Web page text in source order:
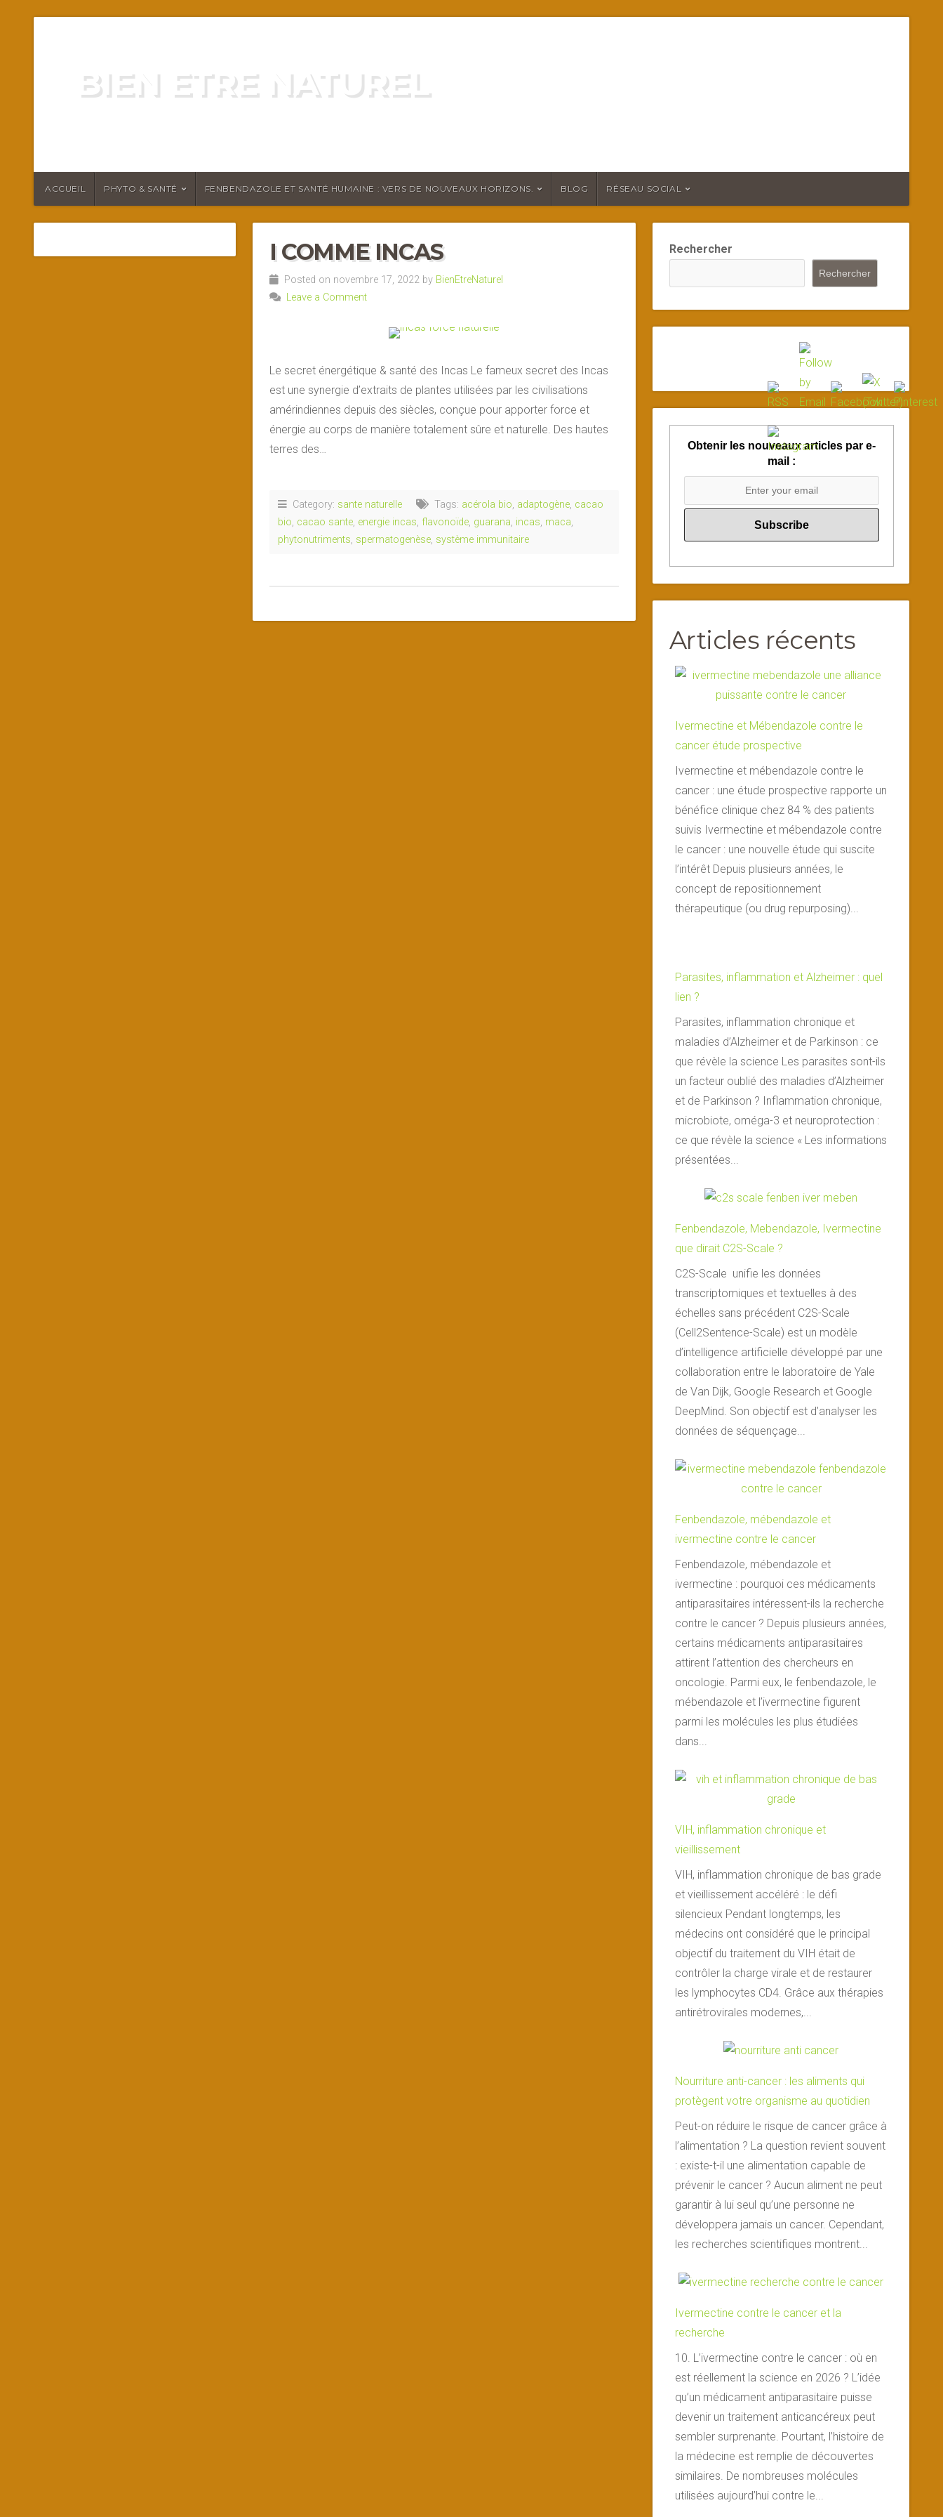
BIEN ETRE NATUREL
ACCUEIL PHYTO & SANTÉ FENBENDAZOLE ET SANTÉ HUMAINE : VERS DE NOUVEAUX HORIZONS. BLOG RÉSEAU SOCIAL
I COMME INCAS
Posted on novembre 17, 2022 by BienEtreNaturel
Leave a Comment
Le secret énergétique & santé des Incas Le fameux secret des Incas
est une synergie d’extraits de plantes utilisées par les civilisations
amérindiennes depuis des siècles, conçue pour apporter force et
énergie au corps de manière totalement sûre et naturelle. Des hautes
terres des…
Category: sante naturelle Tags: acérola bio, adaptogène, cacao
bio, cacao sante, energie incas, flavonoïde, guarana, incas, maca,
phytonutriments, spermatogenèse, système immunitaire
Rechercher
Rechercher
Obtenir les nouveaux articles par e-
mail :
Articles récents
Ivermectine et Mébendazole contre le
cancer étude prospective
Ivermectine et mébendazole contre le
cancer : une étude prospective rapporte un
bénéfice clinique chez 84 % des patients
suivis Ivermectine et mébendazole contre
le cancer : une nouvelle étude qui suscite
l’intérêt Depuis plusieurs années, le
concept de repositionnement
thérapeutique (ou drug repurposing)...
Parasites, inflammation et Alzheimer : quel
lien ?
Parasites, inflammation chronique et
maladies d’Alzheimer et de Parkinson : ce
que révèle la science Les parasites sont-ils
un facteur oublié des maladies d’Alzheimer
et de Parkinson ? Inflammation chronique,
microbiote, oméga-3 et neuroprotection :
ce que révèle la science « Les informations
présentées...
Fenbendazole, Mebendazole, Ivermectine
que dirait C2S-Scale ?
C2S-Scale unifie les données
transcriptomiques et textuelles à des
échelles sans précédent C2S-Scale
(Cell2Sentence-Scale) est un modèle
d’intelligence artificielle développé par une
collaboration entre le laboratoire de Yale
de Van Dijk, Google Research et Google
DeepMind. Son objectif est d’analyser les
données de séquençage...
Fenbendazole, mébendazole et
ivermectine contre le cancer
Fenbendazole, mébendazole et
ivermectine : pourquoi ces médicaments
antiparasitaires intéressent-ils la recherche
contre le cancer ? Depuis plusieurs années,
certains médicaments antiparasitaires
attirent l’attention des chercheurs en
oncologie. Parmi eux, le fenbendazole, le
mébendazole et l’ivermectine figurent
parmi les molécules les plus étudiées
dans...
VIH, inflammation chronique et
vieillissement
VIH, inflammation chronique de bas grade
et vieillissement accéléré : le défi
silencieux Pendant longtemps, les
médecins ont considéré que le principal
objectif du traitement du VIH était de
contrôler la charge virale et de restaurer
les lymphocytes CD4. Grâce aux thérapies
antirétrovirales modernes,...
Nourriture anti-cancer : les aliments qui
protègent votre organisme au quotidien
Peut-on réduire le risque de cancer grâce à
l’alimentation ? La question revient souvent
: existe-t-il une alimentation capable de
prévenir le cancer ? Aucun aliment ne peut
garantir à lui seul qu’une personne ne
développera jamais un cancer. Cependant,
les recherches scientifiques montrent...
Ivermectine contre le cancer et la
recherche
10. L’ivermectine contre le cancer : où en
est réellement la science en 2026 ? L’idée
qu’un médicament antiparasitaire puisse
devenir un traitement anticancéreux peut
sembler surprenante. Pourtant, l’histoire de
la médecine est remplie de découvertes
similaires. De nombreuses molécules
utilisées aujourd’hui contre le...